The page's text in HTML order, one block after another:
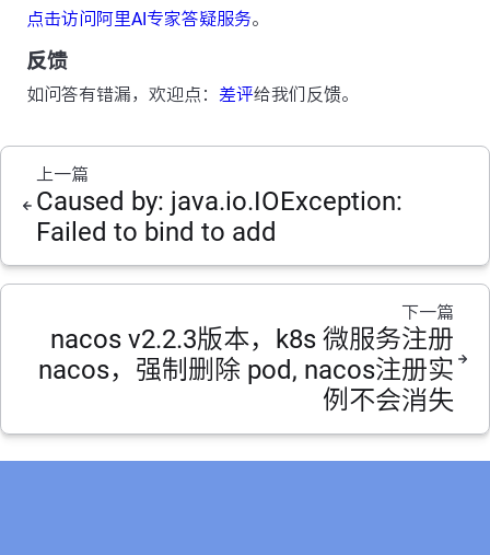
点击访问阿里AI专家答疑服务。
反馈
如问答有错漏，欢迎点： 差评给我们反馈。
上一篇
Caused by: java.io.IOException:
Failed to bind to add
下一篇
nacos v2.2.3版本，k8s 微服务注册
nacos，强制删除 pod, nacos注册实
例不会消失